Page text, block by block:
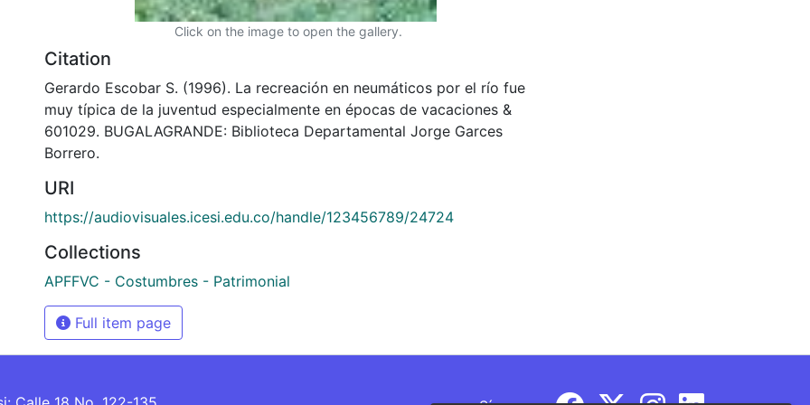
Click on the image to open the gallery.
Citation
Gerardo Escobar S. (1996). La recreación en neumáticos por el río fue
muy típica de la juventud especialmente en épocas de vacaciones &
601029. BUGALAGRANDE: Biblioteca Departamental Jorge Garces
Borrero.
URI
https://audiovisuales.icesi.edu.co/handle/123456789/24724
Collections
APFFVC - Costumbres - Patrimonial
Full item page